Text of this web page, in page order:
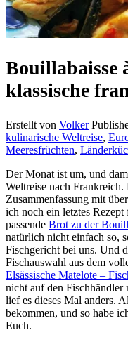
Bouillabaisse
klassische
Erstellt von Volker
kulinarische Weltreise,
Meeresfrüchten,
Der Monat ist um, und
Weltreise nach
Zusammenfassung mit
ich noch ein letztes
passende Brot zu der
natürlich nicht einfach so,
Fischgericht bei uns. Und
Fischauswahl aus dem
Elsässische Matelote –
nicht auf den Fischhändler
lief es dieses Mal anders.
bekommen, und so habe
Euch.